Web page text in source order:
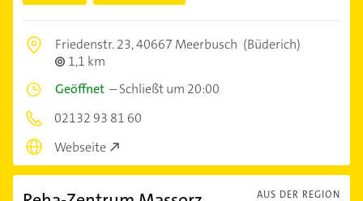
Friedenstr. 23,40667 Meerbusch (Büderich)
1,1 km
Geöffnet –Schließt um 20:00
02132 93 81 60
Webseite
AUS DER REGION